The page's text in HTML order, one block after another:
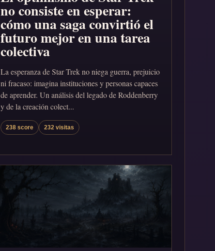
no consiste en esperar:
cómo una saga convirtió el
futuro mejor en una tarea
colectiva
La esperanza de Star Trek no niega guerra, prejuicio
ni fracaso: imagina instituciones y personas capaces
de aprender. Un análisis del legado de Roddenberry
y de la creación colect...
238 score 232 visitas